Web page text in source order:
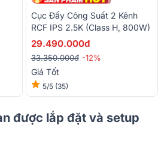
Cục Đẩy Công Suất 2 Kênh
RCF IPS 2.5K (Class H, 800W)
29.490.000đ
33.350.000đ -12%
Giá Tốt
5/5 (35)
được lắp đặt và setup